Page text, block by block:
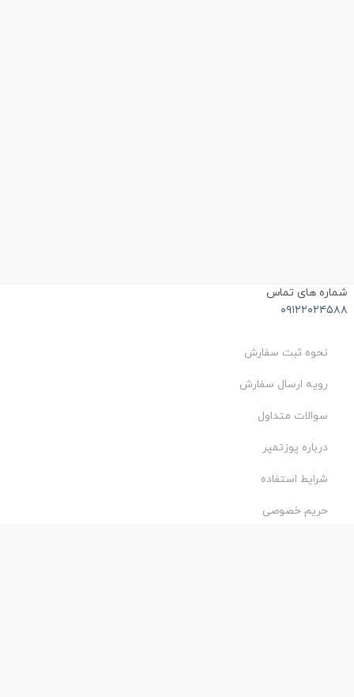
های تماس
نحوه ثبت سفارش
رویه ارسال سفارش
سوالات متداول
درباره پوزتمپر
شرایط استفاده
حریم خصوصی